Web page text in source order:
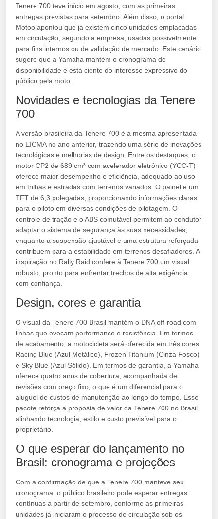
Tenere 700 teve início em agosto, com as primeiras
entregas previstas para setembro. Além disso, o portal
Motoo apontou que já existem cinco unidades emplacadas
em circulação, segundo a empresa, usadas possivelmente
para fins internos ou de validação de mercado. Este cenário
sugere que a Yamaha mantém o cronograma de
disponibilidade e está ciente do interesse expressivo do
público pela moto.
Novidades e tecnologias da Tenere
700
A versão brasileira da Tenere 700 é a mesma apresentada
no EICMA no ano anterior, trazendo uma série de inovações
tecnológicas e melhorias de design. Entre os destaques, o
motor CP2 de 689 cm³ com acelerador eletrônico (YCC-T)
oferece maior desempenho e eficiência, adequado ao uso
em trilhas e estradas com terrenos variados. O painel é um
TFT de 6,3 polegadas, proporcionando informações claras
para o piloto em diversas condições de pilotagem. O
controle de tração e o ABS comutável permitem ao condutor
adaptar o sistema de segurança às suas necessidades,
enquanto a suspensão ajustável e uma estrutura reforçada
contribuem para a estabilidade em terrenos desafiadores. A
inspiração no Rally Raid confere à Tenere 700 um visual
robusto, pronto para enfrentar trechos de alta exigência
com confiança.
Design, cores e garantia
O visual da Tenere 700 Brasil mantém o DNA off-road com
linhas que evocam performance e resistência. Em termos
de acabamento, a motocicleta será oferecida em três cores:
Racing Blue (Azul Metálico), Frozen Titanium (Cinza Fosco)
e Sky Blue (Azul Sólido). Em termos de garantia, a Yamaha
oferece quatro anos de cobertura, acompanhada de
revisões com preço fixo, o que é um diferencial para o
aluguel de custos de manutenção ao longo do tempo. Esse
pacote reforça a proposta de valor da Tenere 700 no Brasil,
alinhando tecnologia, estilo e custo previsível para o
proprietário.
O que esperar do lançamento no
Brasil: cronograma e projeções
Com a confirmação de que a Tenere 700 manteve seu
cronograma, o público brasileiro pode esperar entregas
contínuas a partir de setembro, conforme as primeiras
unidades já iniciaram o processo de circulação sob os